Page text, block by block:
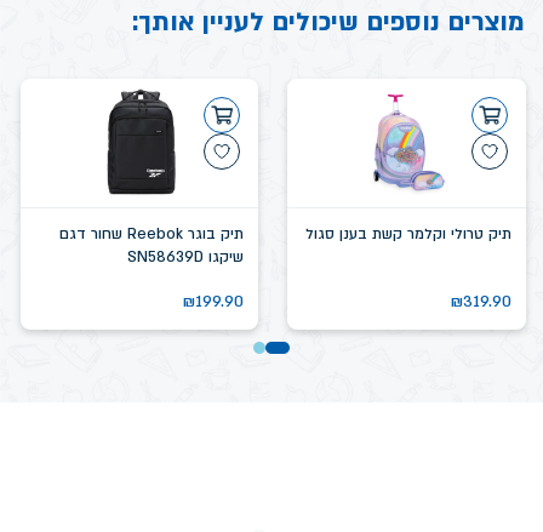
מוצרים נוספים שיכולים לעניין אותך:
תיק טרולי וקלמר קשת בענן סגול
₪319.90
תיק בוגר Reebok שחור דגם
שיקגו SN58639D
₪199.90